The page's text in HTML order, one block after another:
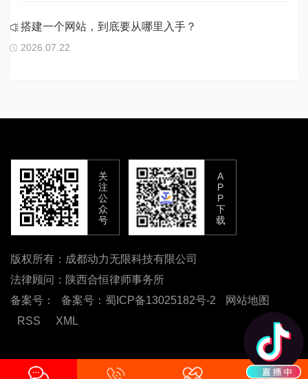
搭建一个网站，到底要从哪里入手？
2026.07.22
关
注
公
众
号
A
P
P
下
载
版权所有：成都动力无限科技有限公司
法律顾问：陕西合恒律师事务所
备案号：
备案号：蜀ICP备13025182号-2
网站地图
RSS
XML